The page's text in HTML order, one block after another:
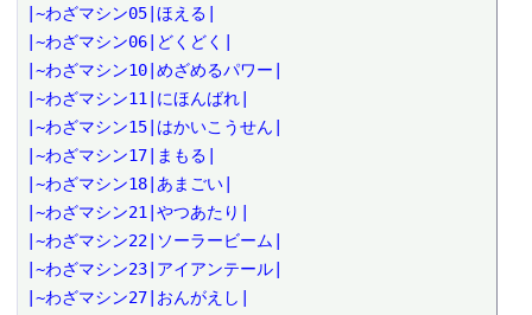
|~わざマシン05|ほえる|
|~わざマシン06|どくどく|
|~わざマシン10|めざめるパワー|
|~わざマシン11|にほんばれ|
|~わざマシン15|はかいこうせん|
|~わざマシン17|まもる|
|~わざマシン18|あまごい|
|~わざマシン21|やつあたり|
|~わざマシン22|ソーラービーム|
|~わざマシン23|アイアンテール|
|~わざマシン27|おんがえし|